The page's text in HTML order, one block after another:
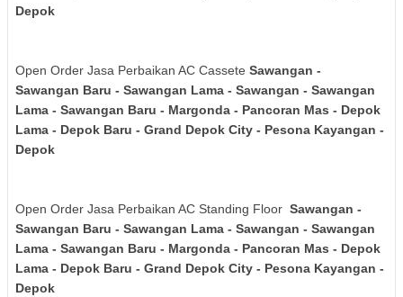
Depok
Open Order Jasa Perbaikan AC Cassete Sawangan -
Sawangan Baru - Sawangan Lama - Sawangan - Sawangan
Lama - Sawangan Baru - Margonda - Pancoran Mas - Depok
Lama - Depok Baru - Grand Depok City - Pesona Kayangan -
Depok
Open Order Jasa Perbaikan AC Standing Floor Sawangan -
Sawangan Baru - Sawangan Lama - Sawangan - Sawangan
Lama - Sawangan Baru - Margonda - Pancoran Mas - Depok
Lama - Depok Baru - Grand Depok City - Pesona Kayangan -
Depok